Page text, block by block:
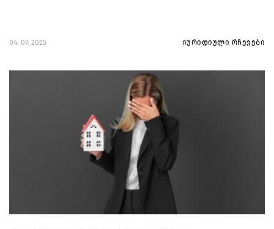
04. 07. 2025 იურიდიული რჩევები